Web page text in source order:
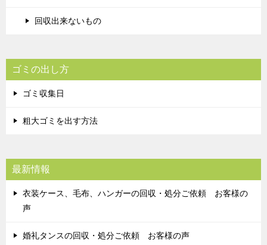
回収出来ないもの
ゴミの出し方
ゴミ収集日
粗大ゴミを出す方法
最新情報
衣装ケース、毛布、ハンガーの回収・処分ご依頼 お客様の
声
婚礼タンスの回収・処分ご依頼 お客様の声